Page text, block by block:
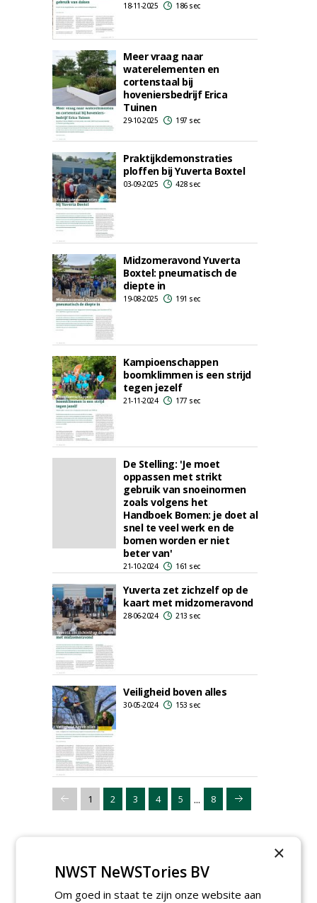
18-11-2025 186 sec
Meer vraag naar
waterelementen en
cortenstaal bij
hoveniersbedrijf Erica
Tuinen
29-10-2025 197 sec
Praktijkdemonstraties
ploffen bij Yuverta Boxtel
03-09-2025 428 sec
Midzomeravond Yuverta
Boxtel: pneumatisch de
diepte in
19-08-2025 191 sec
Kampioenschappen
boomklimmen is een strijd
tegen jezelf
21-11-2024 177 sec
De Stelling: 'Je moet
oppassen met strikt
gebruik van snoeinormen
zoals volgens het
Handboek Bomen: je doet al
snel te veel werk en de
bomen worden er niet
beter van'
21-10-2024 161 sec
Yuverta zet zichzelf op de
kaart met midzomeravond
28-06-2024 213 sec
Veiligheid boven alles
30-05-2024 153 sec
1 2 3 4 5 ... 8
×
NWST NeWSTories BV
Om goed in staat te zijn onze website aan